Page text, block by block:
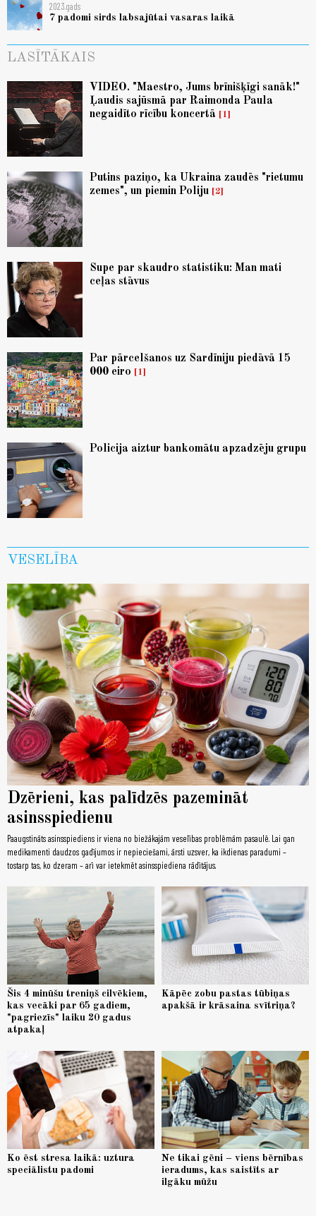
2023.gads
7 padomi sirds labsajūtai vasaras laikā
LASĪTĀKAIS
VIDEO. "Maestro, Jums brīnišķīgi sanāk!"
Ļaudis sajūsmā par Raimonda Paula
negaidīto rīcību koncertā
1
Putins paziņo, ka Ukraina zaudēs "rietumu
zemes", un piemin Poliju
2
Supe par skaudro statistiku: Man mati
ceļas stāvus
Par pārcelšanos uz Sardīniju piedāvā 15
000 eiro
1
Policija aiztur bankomātu apzadzēju grupu
VESELĪBA
Dzērieni, kas palīdzēs pazemināt
asinsspiedienu
Paaugstināts asinsspiediens ir viena no biežākajām veselības problēmām pasaulē. Lai gan
medikamenti daudzos gadījumos ir nepieciešami, ārsti uzsver, ka ikdienas paradumi –
tostarp tas, ko dzeram – arī var ietekmēt asinsspiediena rādītājus.
Šis 4 minūšu treniņš cilvēkiem,
kas vecāki par 65 gadiem,
"pagriezīs" laiku 20 gadus
atpakaļ
Kāpēc zobu pastas tūbiņas
apakšā ir krāsaina svītriņa?
Ko ēst stresa laikā: uztura
speciālistu padomi
Ne tikai gēni – viens bērnības
ieradums, kas saistīts ar
ilgāku mūžu